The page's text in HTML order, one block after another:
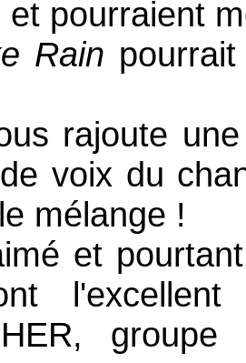
et pourraient
Rain
rajoute
voix du
mélange !
et
, groupe